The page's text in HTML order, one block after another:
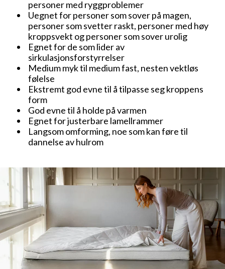
personer med ryggproblemer
Uegnet for personer som sover på magen,
personer som svetter raskt, personer med høy
kroppsvekt og personer som sover urolig
Egnet for de som lider av
sirkulasjonsforstyrrelser
Medium myk til medium fast, nesten vektløs
følelse
Ekstremt god evne til å tilpasse seg kroppens
form
God evne til å holde på varmen
Egnet for justerbare lamellrammer
Langsom omforming, noe som kan føre til
dannelse av hulrom